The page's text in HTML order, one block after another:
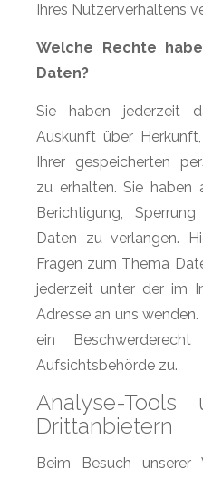
Ihres Nutzerverhaltens
Welche Rechte
Daten?
Sie haben jederzeit
Auskunft über
Ihrer gespeicherten
zu erhalten. Sie haben
Berichtigung,
Daten zu verlangen.
Fragen zum Thema
jederzeit unter der im
Adresse an uns
ein
Aufsichtsbehörde zu.
Analyse-
Drittanbietern
Beim Besuch